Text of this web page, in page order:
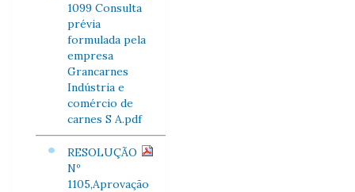
1099 Consulta
prévia
formulada pela
empresa
Grancarnes
Indústria e
comércio de
carnes S A.pdf
RESOLUÇÃO
Nº
1105,Aprovação